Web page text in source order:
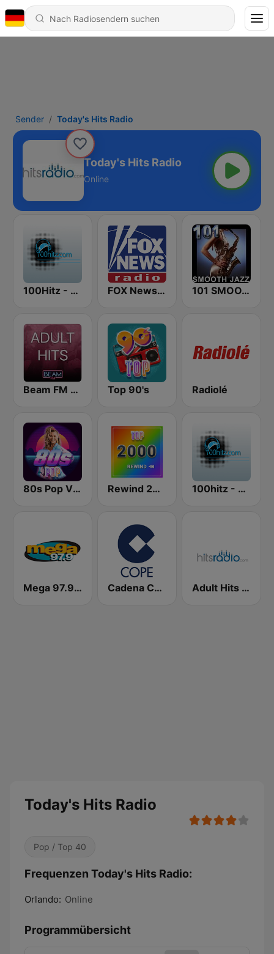
Sender Today's Hits Radio
Today's Hits Radio
Online
100Hitz - Hot Hitz FOX News Radio 101 SMOOTH JAZZ
Beam FM - Adult Hits Top 90's Radiolé
80s Pop Vibes Rewind 2000's 100hitz - Top 40
Mega 97.9 FM Cadena COPE Adult Hits - Hits Radio
Today's Hits Radio
Pop / Top 40
Frequenzen Today's Hits Radio:
Orlando: Online
Programmübersicht